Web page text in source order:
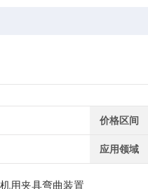
价格区间
应用领域
用夹具弯曲装置